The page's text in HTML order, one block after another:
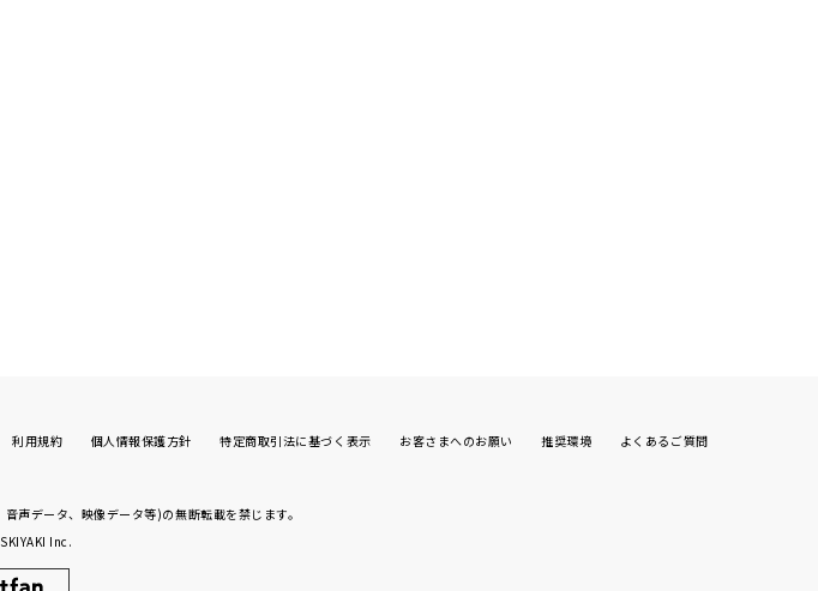
利用規約 個人情報保護方針 特定商取引法に基づく表示 お客さまへのお願い 推奨環境 よくあるご質問
音声データ、映像データ等)の無断転載を禁じます。
SKIYAKI Inc.